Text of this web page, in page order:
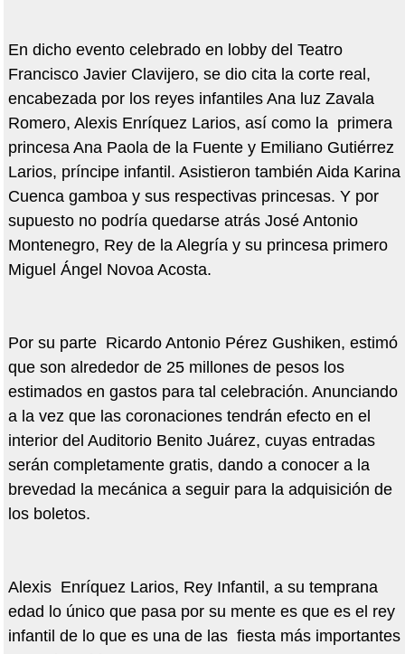
En dicho evento celebrado en lobby del Teatro
Francisco Javier Clavijero, se dio cita la corte real,
encabezada por los reyes infantiles Ana luz Zavala
Romero, Alexis Enríquez Larios, así como la primera
princesa Ana Paola de la Fuente y Emiliano Gutiérrez
Larios, príncipe infantil. Asistieron también Aida Karina
Cuenca gamboa y sus respectivas princesas. Y por
supuesto no podría quedarse atrás José Antonio
Montenegro, Rey de la Alegría y su princesa primero
Miguel Ángel Novoa Acosta.
Por su parte Ricardo Antonio Pérez Gushiken, estimó
que son alrededor de 25 millones de pesos los
estimados en gastos para tal celebración. Anunciando
a la vez que las coronaciones tendrán efecto en el
interior del Auditorio Benito Juárez, cuyas entradas
serán completamente gratis, dando a conocer a la
brevedad la mecánica a seguir para la adquisición de
los boletos.
Alexis Enríquez Larios, Rey Infantil, a su temprana
edad lo único que pasa por su mente es que es el rey
infantil de lo que es una de las fiesta más importantes